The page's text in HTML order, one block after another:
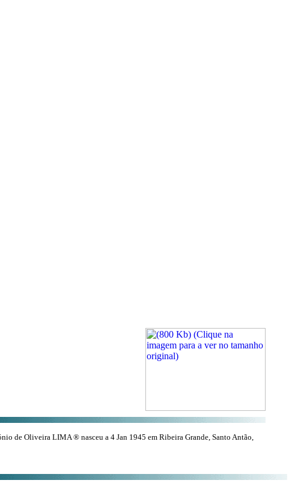
Oliveira LIMA ® nasceu a 4 Jan 1945 em Ribeira Grande, Santo Antão,